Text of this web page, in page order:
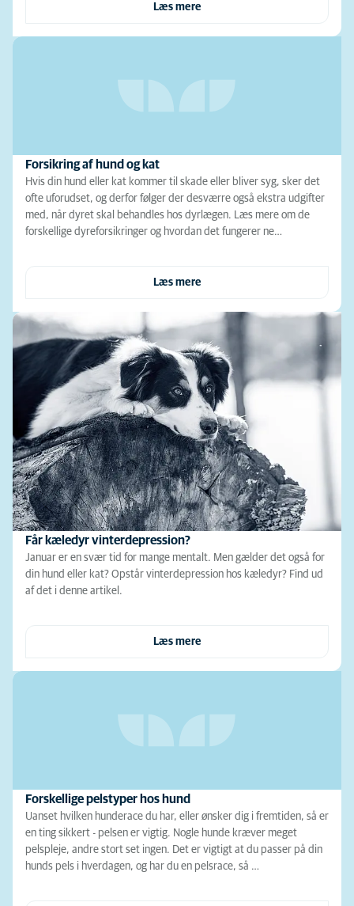
Læs mere
Forsikring af hund og kat
Hvis din hund eller kat kommer til skade eller bliver syg, sker det
ofte uforudset, og derfor følger der desværre også ekstra udgifter
med, når dyret skal behandles hos dyrlægen. Læs mere om de
forskellige dyreforsikringer og hvordan det fungerer ne…
Læs mere
Får kæledyr vinterdepression?
Januar er en svær tid for mange mentalt. Men gælder det også for
din hund eller kat? Opstår vinterdepression hos kæledyr? Find ud
af det i denne artikel.
Læs mere
Forskellige pelstyper hos hund
Uanset hvilken hunderace du har, eller ønsker dig i fremtiden, så er
en ting sikkert - pelsen er vigtig. Nogle hunde kræver meget
pelspleje, andre stort set ingen. Det er vigtigt at du passer på din
hunds pels i hverdagen, og har du en pelsrace, så …